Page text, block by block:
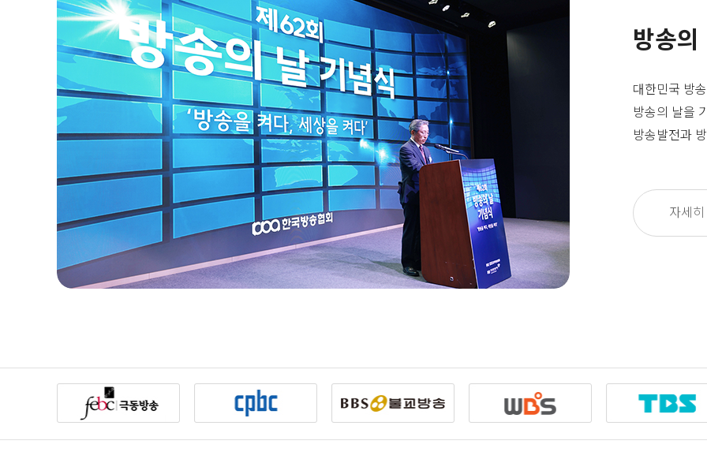
방송
대한민국 방
방송의 날을
방송발전과
자세